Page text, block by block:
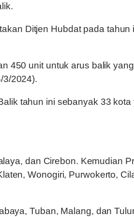
Ditjen Hubdat pada
450 unit untuk arus balik
3/2024).
tahun ini sebanyak 33
dan Cirebon. Kemudian
Wonogiri, Purwokerto,
Tuban, Malang, dan